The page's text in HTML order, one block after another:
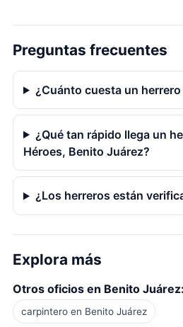
Preguntas frecuentes
¿Cuánto cuesta un
¿Qué tan rápido llega un
Héroes, Benito Juárez?
¿Los herreros están
Explora más
Otros oficios en Benito Juárez:
carpintero en Benito Juárez